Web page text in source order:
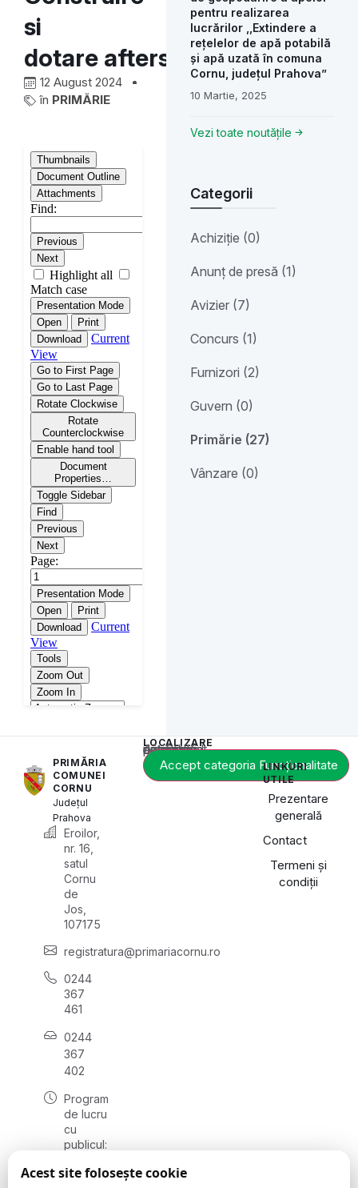
si
dotare afterschool
12 August 2024
în PRIMĂRIE
pentru realizarea
lucrărilor ,,Extindere a
rețelelor de apă potabilă
și apă uzată în comuna
Cornu, județul Prahova”
10 Martie, 2025
Vezi toate noutățile
Categorii
Achiziție (0)
Anunț de presă (1)
Avizier (7)
Concurs (1)
Furnizori (2)
Guvern (0)
Primărie (27)
Vânzare (0)
PRIMĂRIA
COMUNEI
CORNU
Județul
Prahova
Eroilor,
nr. 16,
satul
Cornu
de
Jos,
107175
registratura@primariacornu.ro
0244
367
461
0244
367
402
Program
de lucru
cu
publicul:
vineri
LOCALIZARE
Acest conținut este blocat până când acceptați categoria de cookie-uri necesară.
Accept categoria Funcționalitate
LINKURI
UTILE
Prezentare
generală
Contact
Termeni și
condiții
Acest site folosește cookie